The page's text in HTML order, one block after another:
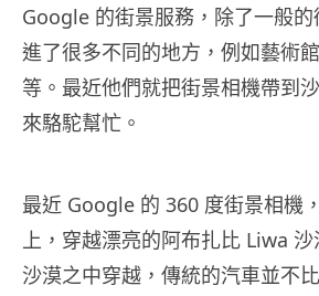
Google 的街景服務，除了一般
進了很多不同的地方，例如藝術
等。最近他們就把街景相機帶到
來駱駝幫忙。
最近 Google 的 360 度街景相機
上，穿越漂亮的阿布扎比 Liwa
沙漠之中穿越，傳統的汽車並不